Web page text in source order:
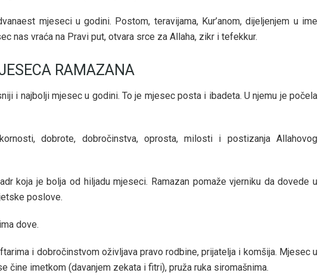
mjeseci u godini. Postom, teravijama, Kur’anom, dijeljenjem u ime
nas vraća na Pravi put, otvara srce za Allaha, zikr i tefekkur.
RAMAZANA
i najbolji mjesec u godini. To je mjesec posta i ibadeta. U njemu je počela
dobrote, dobročinstva, oprosta, milosti i postizanja Allahovog
koja je bolja od hiljadu mjeseci. Ramazan pomaže vjerniku da dovede u
poslove.
dove.
i dobročinstvom oživljava pravo rodbine, prijatelja i komšija. Mjesec u
čine imetkom (davanjem zekata i fitri), pruža ruka siromašnima.